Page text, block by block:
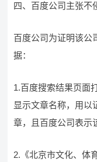
四、百度公司主张不
百度公司为证明该公
据：
1.百度搜索结果页面
显示文章名称，用以
章，且百度公司表示
2.《北京市文化、体